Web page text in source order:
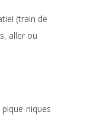
(train de
aller ou
niques